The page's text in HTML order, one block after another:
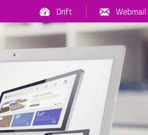
Webmail
Drift